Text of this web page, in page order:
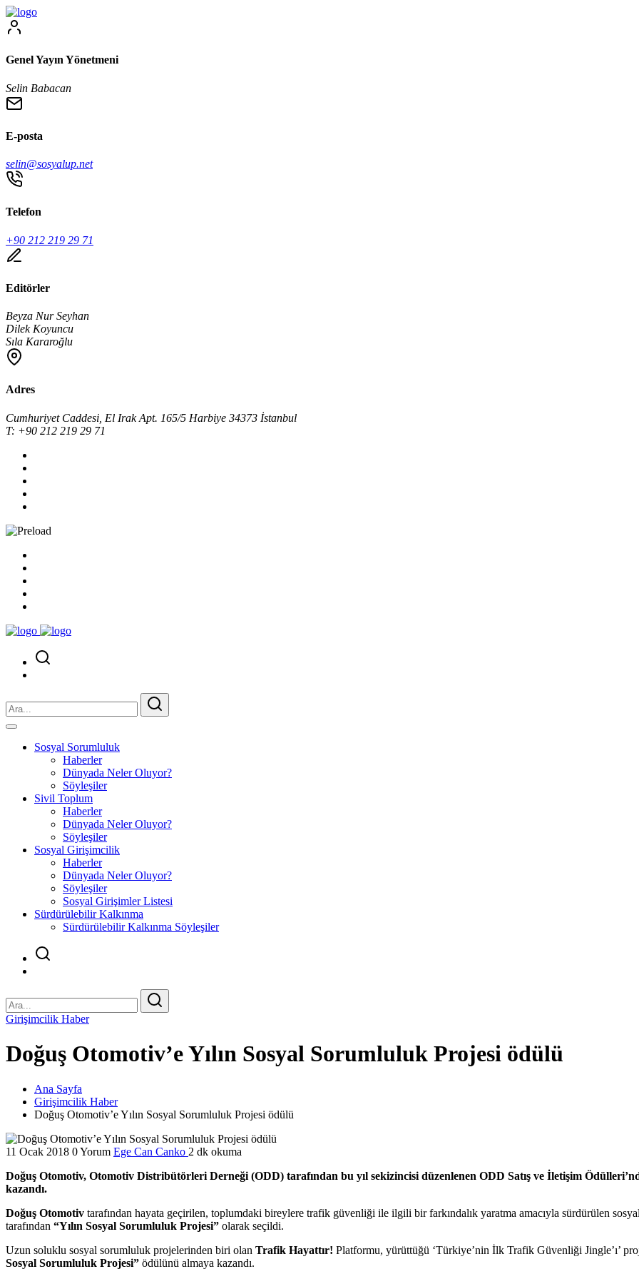
Genel Yayın Yönetmeni
Selin Babacan
E-posta
selin@sosyalup.net
Telefon
+90 212 219 29 71
Editörler
Beyza Nur Seyhan
Dilek Koyuncu
Sıla Kararoğlu
Adres
Cumhuriyet Caddesi, El Irak Apt. 165/5 Harbiye 34373 İstanbul
T: +90 212 219 29 71
Sosyal Sorumluluk
Haberler
Dünyada Neler Oluyor?
Söyleşiler
Sivil Toplum
Haberler
Dünyada Neler Oluyor?
Söyleşiler
Sosyal Girişimcilik
Haberler
Dünyada Neler Oluyor?
Söyleşiler
Sosyal Girişimler Listesi
Sürdürülebilir Kalkınma
Sürdürülebilir Kalkınma Söyleşiler
Girişimcilik Haber
Doğuş Otomotiv’e Yılın Sosyal Sorumluluk Projesi ödülü
Ana Sayfa
Girişimcilik Haber
Doğuş Otomotiv’e Yılın Sosyal Sorumluluk Projesi ödülü
11 Ocak 2018 0 Yorum Ege Can Canko 2 dk okuma
Doğuş Otomotiv, Otomotiv Distribütörleri Derneği (ODD) tarafından bu yıl sekizincisi düzenlenen ODD Satış ve İletişim
kazandı.
Doğuş Otomotiv tarafından hayata geçirilen, toplumdaki bireylere trafik güvenliği ile ilgili bir farkındalık yaratma amacıyla sürdürülen
tarafından “Yılın Sosyal Sorumluluk Projesi” olarak seçildi.
Uzun soluklu sosyal sorumluluk projelerinden biri olan Trafik Hayattır! Platformu, yürüttüğü ‘Türkiye’nin İlk Trafik Güvenliği Jingle’ı’
Sosyal Sorumluluk Projesi” ödülünü almaya kazandı.